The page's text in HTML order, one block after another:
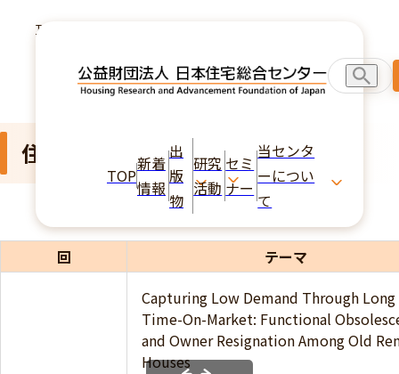
TOP
新着
情報
出
版
物
研究
活動
セミ
ナー
当センタ
ーについ
て
TOP
住宅経済研究会
回 テーマ
Capturing Low Demand Through Long
Time-On-Market: Functional
and Owner Resignation Among Old
Houses